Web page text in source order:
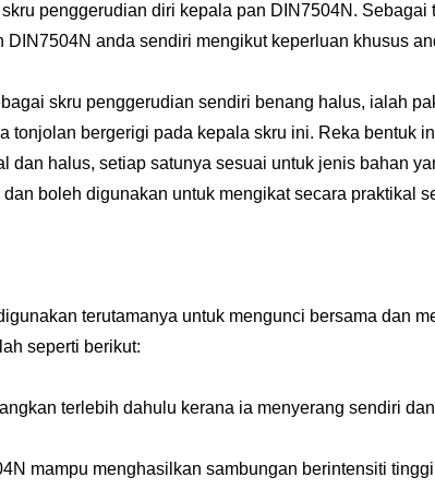
penggerudian diri kepala pan DIN7504N.
anda sendiri mengikut keperluan khusus
skru penggerudian sendiri benang halus, ialah
tonjolan bergerigi pada kepala skru ini. Reka bentuk
halus, setiap satunya sesuai untuk jenis bahan
boleh digunakan untuk mengikat secara praktikal
terutamanya untuk mengunci bersama dan
seperti berikut:
terlebih dahulu kerana ia menyerang sendiri
mampu menghasilkan sambungan berintensiti